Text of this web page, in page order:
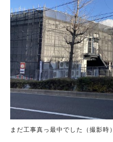
まだ工事真っ最中でした（撮影時）